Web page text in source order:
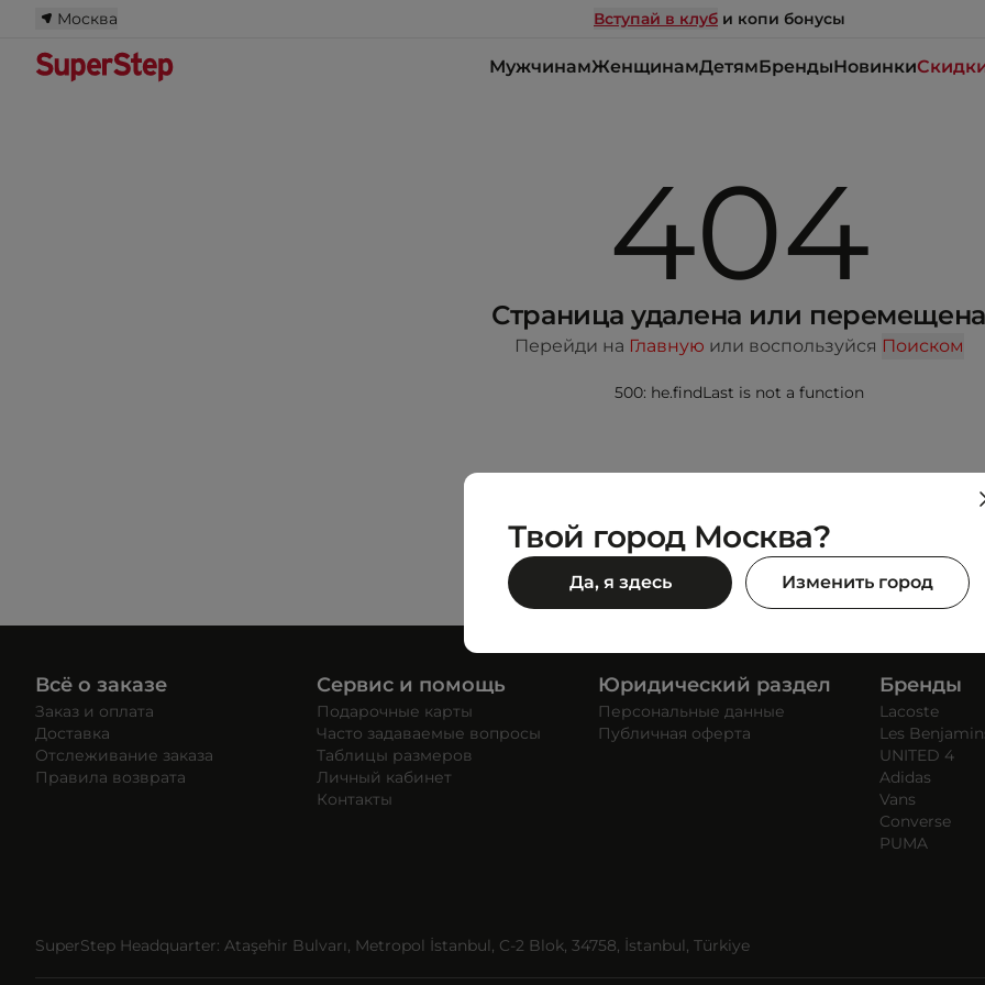
Москва Вступай в клуб и копи бонусы
МужчинамЖенщинамДетямБрендыНовинки
404
Страница удалена или перемещена
Перейди на Главную или воспользуйся Поиском
500: he.findLast is not a function
Всё о заказе
Заказ и оплата
Доставка
Отслеживание заказа
Правила возврата
Сервис и помощь
Подарочные карты
Часто задаваемые вопросы
Таблицы размеров
Личный кабинет
Контакты
Юридический раздел
Персональные данные
Публичная оферта
Бренды
Lacoste
Les
UNITED 4
Adidas
Vans
Converse
PUMA
SuperStep Headquarter: Ataşehir Bulvarı, Metropol İstanbul, C-2 Blok, 34758, İstanbul, Türkiye
Твой город Москва?
Да, я здесь Изменить город